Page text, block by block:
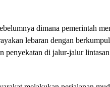
dimana pemerintah
lebaran dengan
di jalur-jalur